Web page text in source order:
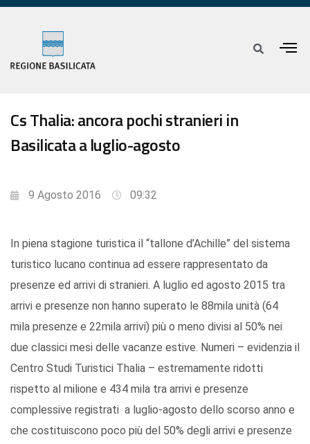
Cs Thalia: ancora pochi stranieri in
Basilicata a luglio-agosto
9 Agosto 2016 09:32
In piena stagione turistica il “tallone d’Achille” del sistema
turistico lucano continua ad essere rappresentato da
presenze ed arrivi di stranieri. A luglio ed agosto 2015 tra
arrivi e presenze non hanno superato le 88mila unità (64
mila presenze e 22mila arrivi) più o meno divisi al 50% nei
due classici mesi delle vacanze estive. Numeri – evidenzia il
Centro Studi Turistici Thalia – estremamente ridotti
rispetto al milione e 434 mila tra arrivi e presenze
complessive registrati a luglio-agosto dello scorso anno e
che costituiscono poco più del 50% degli arrivi e presenze